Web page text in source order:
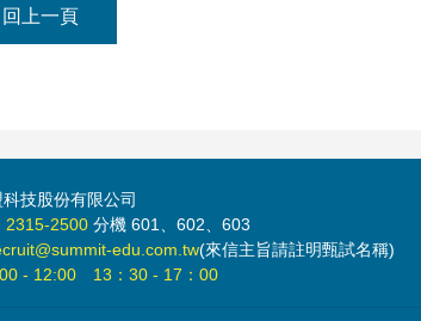
回上一頁
技股份有限公司
2315-2500分機 601、602、603
edu.com.tw(來信主旨請註明甄試名稱)
- 12:00 13：30 - 17：00